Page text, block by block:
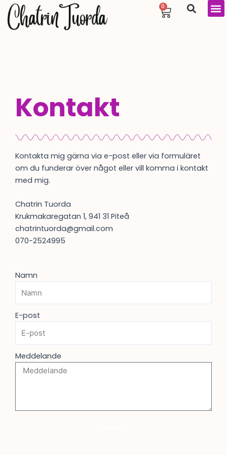
Hoppa
innehåll
0
Varukorg
Kontakt
Kontakta mig gärna via e-post eller via formuläret
om du funderar över något eller vill komma i kontakt
med mig.
Chatrin Tuorda
Krukmakaregatan 1, 941 31 Piteå
chatrintuorda@gmail.com
070-2524995
Namn
E-post
Meddelande